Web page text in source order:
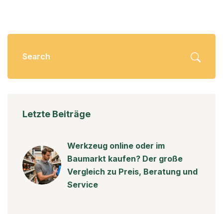
Letzte Beiträge
Werkzeug online oder im
Baumarkt kaufen? Der große
Vergleich zu Preis, Beratung und
Service